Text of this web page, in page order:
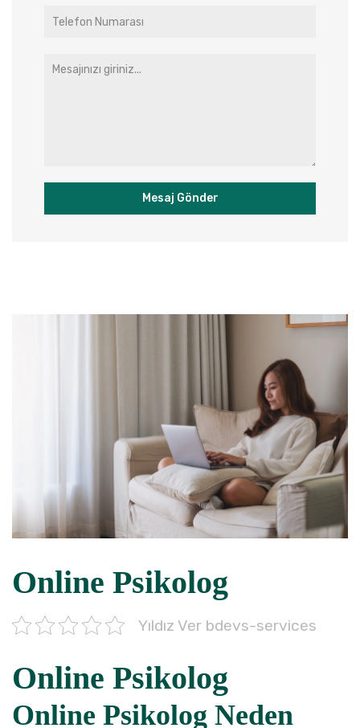
Mesaj Gönder
Online Psikolog
Yıldız Ver bdevs-services
Online Psikolog
Online Psikolog Neden